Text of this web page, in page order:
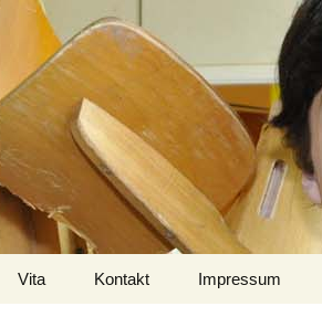
Vita Kontakt Impressum